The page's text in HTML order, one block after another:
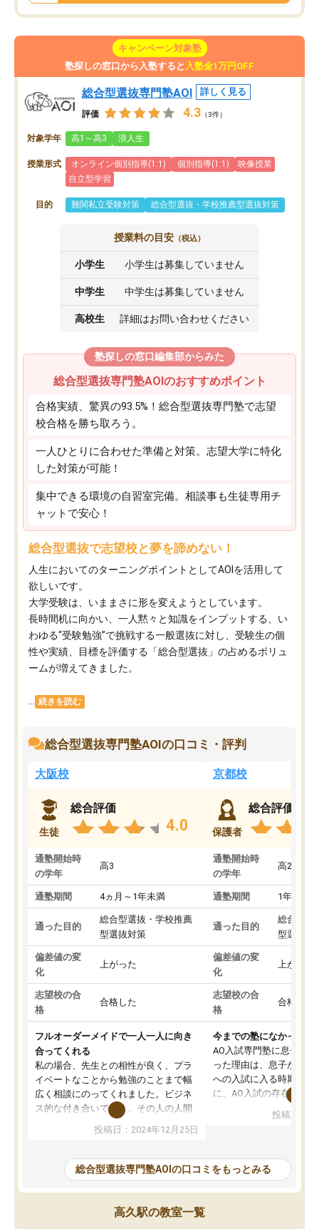
キャンペーン対象塾
塾探しの窓口から入塾すると 入塾金1万円OFF
総合型選抜専門塾AOI 詳しく見る
評価 4.3 （3件）
対象学年 高1～高3 浪人生
授業形式 オンライン個別指導(1:1) 個別指導(1:1)
映像授業
自立型学習
目的 難関私立受験対策 総合型選抜・学校推薦型選抜対策
授業料の目安 （税込）
小学生 小学生は募集していません
中学生 中学生は募集していません
高校生 詳細はお問い合わせください
塾探しの窓口編集部からみた
総合型選抜専門塾AOIのおすすめポイント
合格実績、驚異の93.5%！総合型選抜専門塾で志望
校合格を勝ち取ろう。
一人ひとりに合わせた準備と対策。志望大学に特化
した対策が可能！
集中できる環境の自習室完備。相談事も生徒専用チ
ャットで安心！
総合型選抜で志望校と夢を諦めない！
人生においてのターニングポイントとしてAOIを活用して
欲しいです。
大学受験は、いままさに形を変えようとしています。
長時間机に向かい、一人黙々と知識をインプットする、い
わゆる“受験勉強”で挑戦する一般選抜に対し、受験生の個
性や実績、目標を評価する「総合型選抜」の占めるボリュ
ームが増えてきました。
続きを読む
総合型選抜専門塾AOIの口コミ・評判
大阪校
生徒
総合評価
4.0
通塾開始時
の学年
高3
通塾期間 4ヵ月～1年未満
通った目的
総合型選抜・学校推薦
型選抜対策
偏差値の変
化
上がった
志望校の合
格
合格した
フルオーダーメイドで一人一人に向き
合ってくれる
私の場合、先生との相性が良く、プラ
イベートなことから勉強のことまで幅
広く相談にのってくれました。ビジネ
ス的な付き合いでなく、その人の人間
性までを適切に把握し、むきあってい
るなぁと強く感じることできました。
と相談すると、他の先生も紹介してく
ださり、客観的なアドバイスもいただ
くことができました（志望理由・自己
PR等の添削において）。そして、なに
より自習室が解放されている点がよか
投稿日：2024年12月25日
京都校
保護者
総合評価
通塾開始時
の学年
高2
通塾期間 1年以上
通った目的
総合型選
型選抜対
偏差値の変
化
上がった
志望校の合
格
合格した
今までの塾になかった
AO入試専門塾に息子を
った理由は、息子が高校
への入試に入る時期に差
に、AO入試の存在を息
たことから、AOIに入塾
で、AO入試を改めて知
それに対しての具体的な
ことでした。更に子供の
投稿日：
総合型選抜専門塾AOIの口コミをもっとみる
高久駅の教室一覧